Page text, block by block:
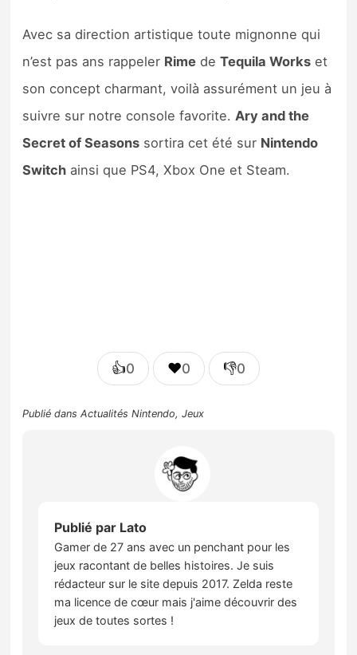
Avec sa direction artistique toute mignonne qui
n’est pas ans rappeler Rime deTequila Works et
son concept charmant, voilà assurément un jeu à
suivre sur notre console favorite. Ary and the
Secret of Seasons sortira cet été sur Nintendo
Switch ainsi que PS4, Xbox One et Steam.
👍0 ❤️0 👎0
Publié dansActualités Nintendo,Jeux
Publié par Lato
Gamer de 27 ans avec un penchant pour les
jeux racontant de belles histoires. Je suis
rédacteur sur le site depuis 2017. Zelda reste
ma licence de cœur mais j'aime découvrir des
jeux de toutes sortes !